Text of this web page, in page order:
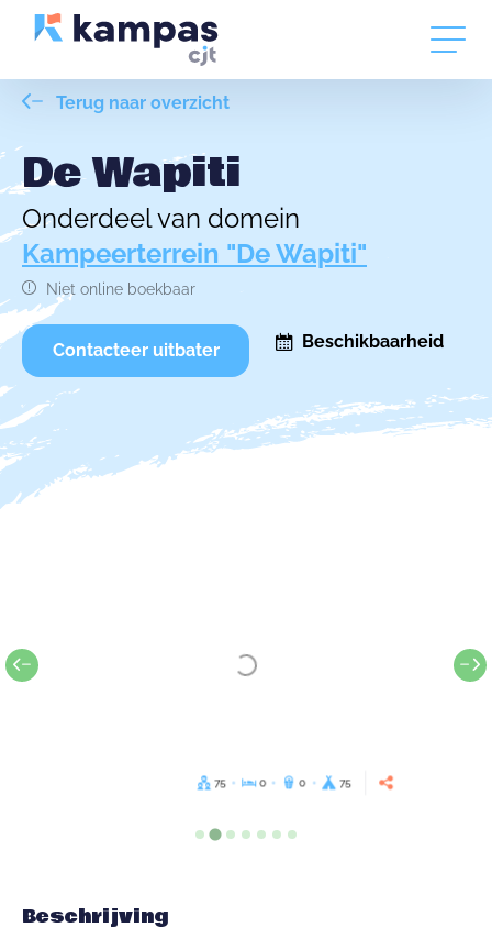
Terug naar overzicht
De Wapiti
Onderdeel van domein
Kampeerterrein "De Wapiti"
Niet online boekbaar
Contacteer uitbater Beschikbaarheid
75 0 0 75
Beschrijving